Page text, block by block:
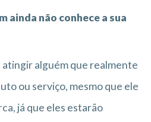
ainda não conhece a sua
atingir alguém que realmente
ou serviço, mesmo que ele
já que eles estarão